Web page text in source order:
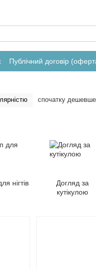
Публічний договір
спочатку дешевше
нігтів
Догляд за
кутікулою